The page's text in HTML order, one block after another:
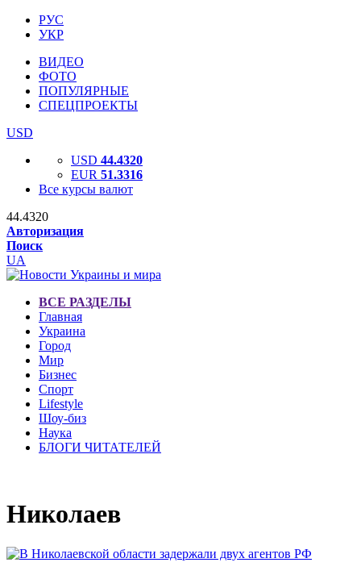
РУС
УКР
ВИДЕО
ФОТО
ПОПУЛЯРНЫЕ
СПЕЦПРОЕКТЫ
USD
USD 44.4320
EUR 51.3316
Все курсы валют
44.4320
Авторизация
Поиск
UA
ВСЕ РАЗДЕЛЫ
Главная
Украина
Город
Мир
Бизнес
Спорт
Lifestyle
Шоу-биз
Наука
БЛОГИ ЧИТАТЕЛЕЙ
Николаев